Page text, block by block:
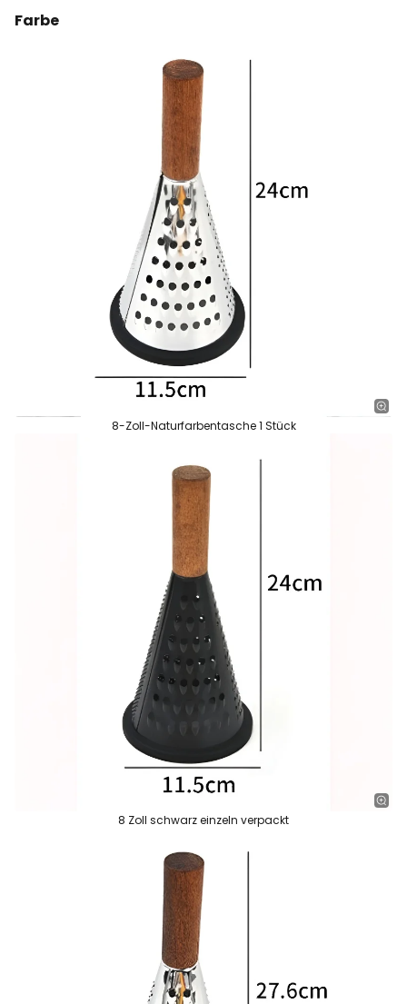
Farbe
8-Zoll-Naturfarbentasche 1 Stück
8 Zoll schwarz einzeln verpackt